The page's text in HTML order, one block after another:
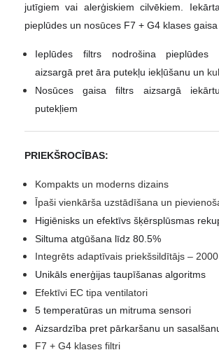
jutīgiem vai alerģiskiem cilvēkiem.
pieplūdes un nosūces F7 + G4 klases gaisa
Ieplūdes filtrs nodrošina pieplūdes
aizsargā pret āra putekļu iekļūšanu un
Nosūces gaisa filtrs aizsargā
putekļiem
PRIEKŠROCĪBAS:
Kompakts un moderns dizains
Īpaši vienkārša uzstādīšana un
Higiēnisks un efektīvs šķērsplūsmas
Siltuma atgūšana līdz 80.5%
Integrēts adaptīvais priekšsildītājs –
Unikāls enerģijas taupīšanas algoritms
Efektīvi EC tipa ventilatori
5 temperatūras un mitruma sensori
Aizsardzība pret pārkaršanu un
F7 + G4 klases filtri